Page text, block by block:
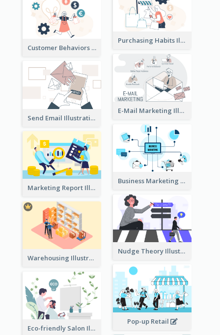
Purchasing Habits Illustration
Customer Behaviors Illustration
E-Mail Marketing Illustration
Send Email Illustration
Business Marketing
Marketing Report Illustration
Nudge Theory Illustration
Warehousing Illustration
Pop-up Retail
Eco-friendly Salon Illustration